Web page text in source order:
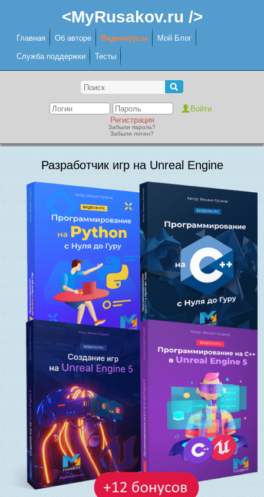
<MyRusakov.ru />
Главная Об авторе Видеокурсы Мой Блог
Служба поддержки Тесты
Регистрация
Забыли пароль?
Забыли логин?
Разработчик игр на Unreal Engine